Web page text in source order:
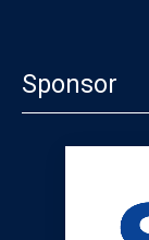
Sponsor